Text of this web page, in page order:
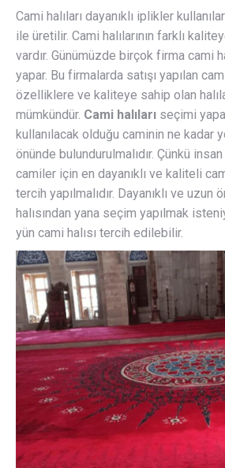
Cami halıları dayanıklı iplikler
ile üretilir. Cami halılarının farklı
vardır. Günümüzde birçok firma cami
yapar. Bu firmalarda satışı yapılan
özelliklere ve kaliteye sahip olan
mümkündür. Cami halıları seçimi
kullanılacak olduğu caminin ne kadar
önünde bulundurulmalıdır. Çünkü
camiler için en dayanıklı ve kaliteli
tercih yapılmalıdır. Dayanıklı ve uzun
halısından yana seçim yapılmak
yün cami halısı tercih edilebilir.